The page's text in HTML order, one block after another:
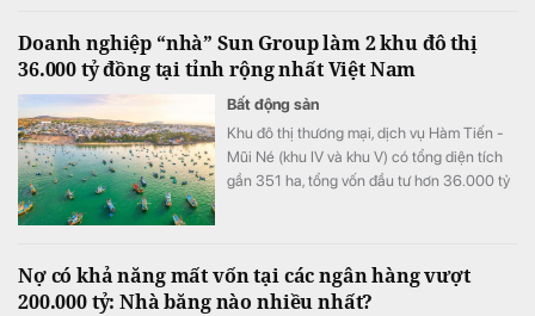
Doanh nghiệp “nhà” Sun Group làm 2 khu đô thị
36.000 tỷ đồng tại tỉnh rộng nhất Việt Nam
Bất động sản
Khu đô thị thương mại, dịch vụ Hàm Tiến -
Mũi Né (khu IV và khu V) có tổng diện tích
gần 351 ha, tổng vốn đầu tư hơn 36.000 tỷ
Nợ có khả năng mất vốn tại các ngân hàng vượt
200.000 tỷ: Nhà băng nào nhiều nhất?